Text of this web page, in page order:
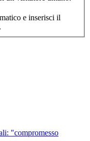
e inserisci il
"compromesso